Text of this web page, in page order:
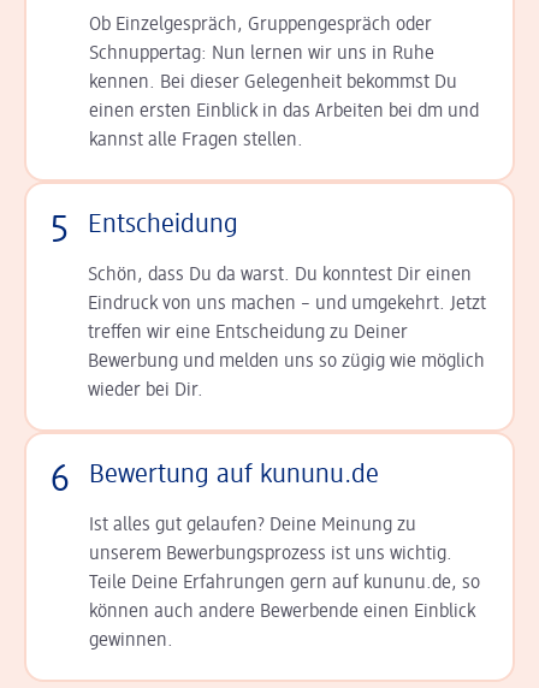
Ob Einzelgespräch, Grup­pen­gespräch oder
Schnup­per­tag: Nun lernen wir uns in Ruhe
kennen. Bei dieser Gelegenheit bekommst Du
einen ersten Einblick in das Arbeiten bei dm und
kannst alle Fragen stellen.
5 Entscheidung
Schön, dass Du da warst. Du konntest Dir einen
Ein­druck von uns machen – und umgekehrt. Jetzt
tref­fen wir eine Entscheidung zu Deiner
Bewerbung und melden uns so zügig wie möglich
wieder bei Dir.
6 Bewertung auf kununu.de
Ist alles gut gelaufen? Deine Meinung zu
unserem Bewerbungsprozess ist uns wichtig.
Teile Deine Erfahrungen gern auf kununu.de, so
können auch andere Bewerbende einen Einblick
gewinnen.